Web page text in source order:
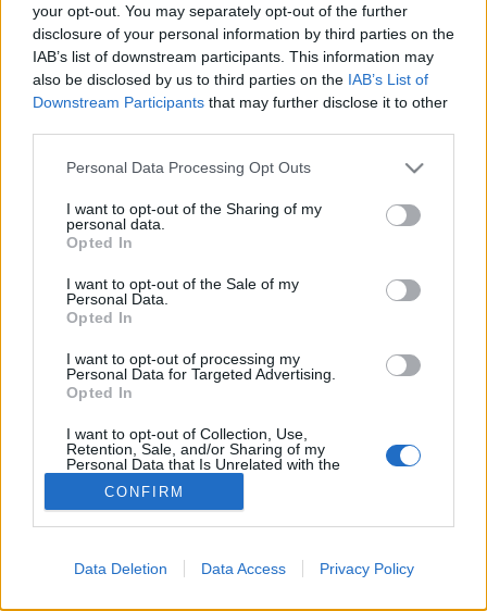
your opt-out. You may separately opt-out of the further
disclosure of your personal information by third parties on the
IAB’s list of downstream participants. This information may
also be disclosed by us to third parties on the IAB’s List of
Downstream Participants that may further disclose it to other
Please note that this website/app uses one or more Google
not limited to your visit or usage behaviour. You may click to
grant or deny consent to Google and its third-party tags to
use your data for below specified purposes in below Google
consent section.
Personal Data Processing Opt Outs
I want to opt-out of the Sharing of my
personal data.
Opted In
I want to opt-out of the Sale of my
Personal Data.
Opted In
I want to opt-out of processing my
Personal Data for Targeted Advertising.
Opted In
I want to opt-out of Collection, Use,
Retention, Sale, and/or Sharing of my
Personal Data that Is Unrelated with the
Purposes for which it was collected.
Opted Out
I want to allow Google to enable storage
related to advertising like cookies on web or
CONFIRM
Data Deletion Data Access Privacy Policy
Előző bejegyzésünkben, itt foglalkoztunk a Magyar
Nemzeti Bank növekedési hitelprogramjával. Azóta
újabb részletek váltak ismertté. Az egyik, és talán
legfontosabb: a Növekedési Hitel Program keretében
Növekedési hitelprogram
prosequor•2013. április 20.
Az elmúlt évek általános gazdasági válsága a kis- és
közepes vállalkozások jó részét megviselte. A
okozott a devizában felvett hitelek
törlesztőrészleteinek emelkedése. Emellett az utóbbi